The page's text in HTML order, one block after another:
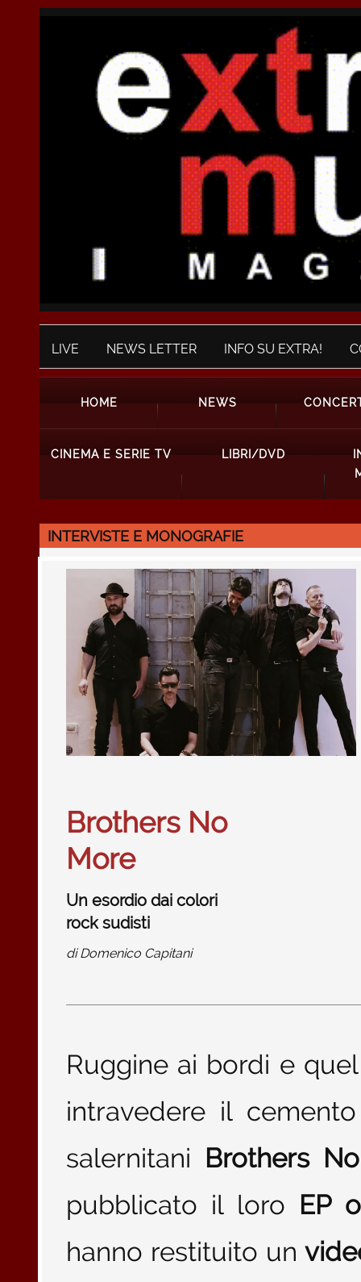
LIVE NEWS LETTER INFO SU EXTRA!
HOME NEWS
CINEMA E SERIE TV LIBRI/DVD
INTERVISTE E MONOGRAFIE
Brothers No
More
Un esordio dai colori
rock sudisti
diDomenico Capitani
Ruggine ai bordi e
intravedere il
salernitani Brothers
pubblicato il loro EP
hanno restituito un